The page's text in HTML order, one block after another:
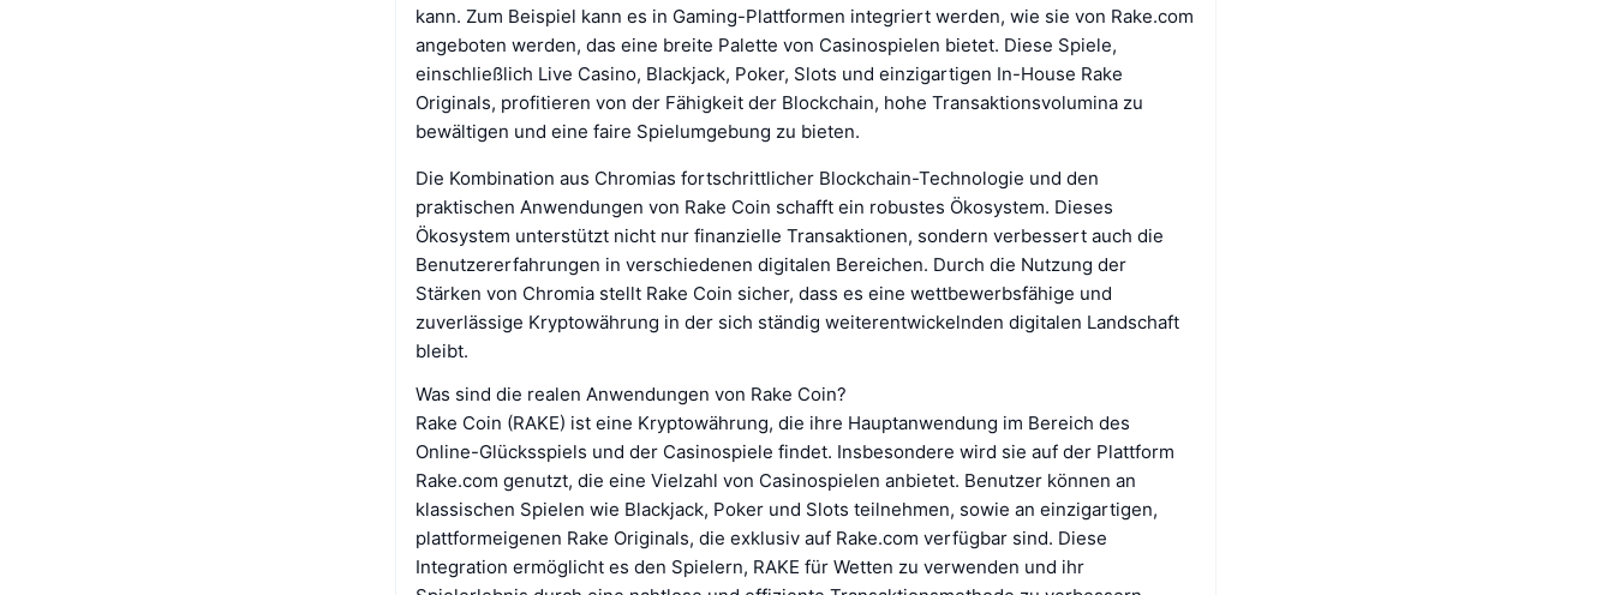
kann. Zum Beispiel kann es in Gaming-Plattformen integriert werden, wie sie von Rake.com
angeboten werden, das eine breite Palette von Casinospielen bietet. Diese Spiele,
einschließlich Live Casino, Blackjack, Poker, Slots und einzigartigen In-House Rake
Originals, profitieren von der Fähigkeit der Blockchain, hohe Transaktionsvolumina zu
bewältigen und eine faire Spielumgebung zu bieten.
Die Kombination aus Chromias fortschrittlicher Blockchain-Technologie und den
praktischen Anwendungen von Rake Coin schafft ein robustes Ökosystem. Dieses
Ökosystem unterstützt nicht nur finanzielle Transaktionen, sondern verbessert auch die
Benutzererfahrungen in verschiedenen digitalen Bereichen. Durch die Nutzung der
Stärken von Chromia stellt Rake Coin sicher, dass es eine wettbewerbsfähige und
zuverlässige Kryptowährung in der sich ständig weiterentwickelnden digitalen Landschaft
bleibt.
Was sind die realen Anwendungen von Rake Coin?
Rake Coin (RAKE) ist eine Kryptowährung, die ihre Hauptanwendung im Bereich des
Online-Glücksspiels und der Casinospiele findet. Insbesondere wird sie auf der Plattform
Rake.com genutzt, die eine Vielzahl von Casinospielen anbietet. Benutzer können an
klassischen Spielen wie Blackjack, Poker und Slots teilnehmen, sowie an einzigartigen,
plattformeigenen Rake Originals, die exklusiv auf Rake.com verfügbar sind. Diese
Integration ermöglicht es den Spielern, RAKE für Wetten zu verwenden und ihr